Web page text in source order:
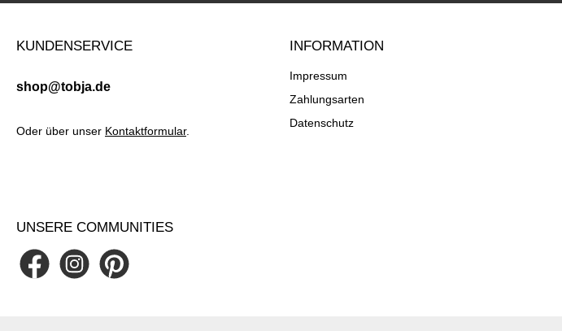
KUNDENSERVICE
shop@tobja.de
Oder über unser Kontaktformular.
INFORMATION
Impressum
Zahlungsarten
Datenschutz
UNSERE COMMUNITIES